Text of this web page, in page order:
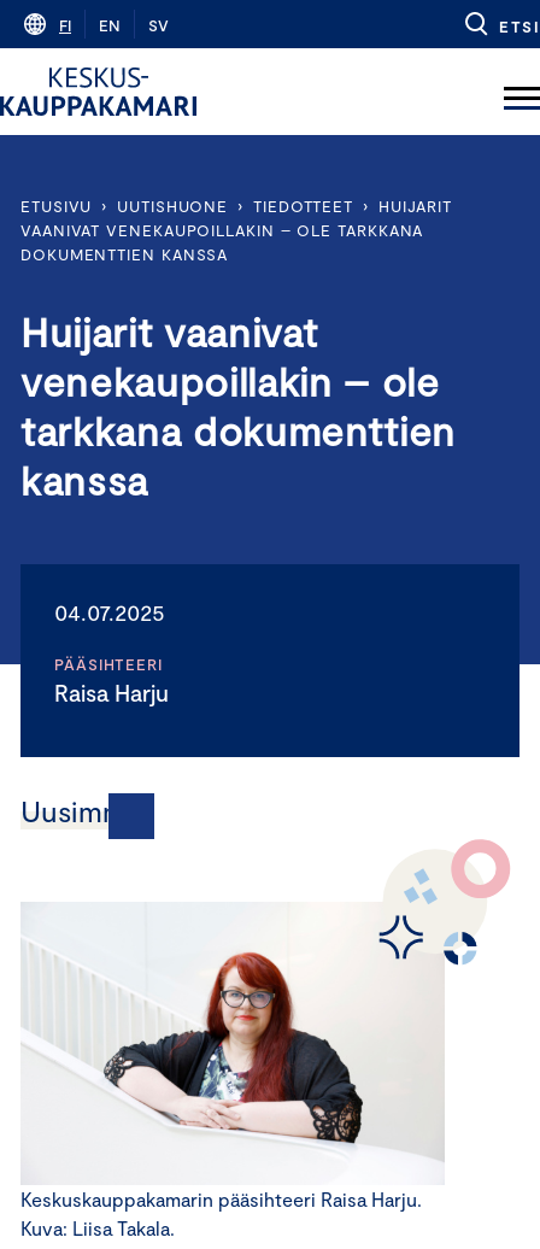
Skip
content
FI EN SV ETSI
ETUSIVU › UUTISHUONE › TIEDOTTEET ›
HUIJARIT
VAANIVAT VENEKAUPOILLAKIN – OLE TARKKANA
DOKUMENTTIEN KANSSA
Huijarit vaanivat
venekaupoillakin – ole
tarkkana dokumenttien
kanssa
04.07.2025
PÄÄSIHTEERI
Raisa Harju
Uusimmat
Keskuskauppakamarin pääsihteeri Raisa Harju.
Kuva: Liisa Takala.